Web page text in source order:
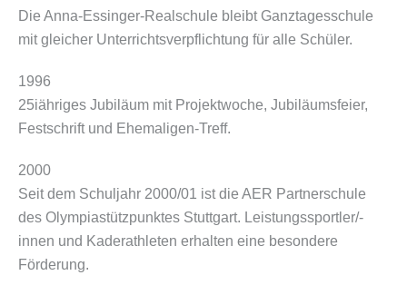
Die Anna-Essinger-Realschule bleibt Ganztagesschule
mit gleicher Unterrichtsverpflichtung für alle Schüler.
1996
25iähriges Jubiläum mit Projektwoche, Jubiläumsfeier,
Festschrift und Ehemaligen-Treff.
2000
Seit dem Schuljahr 2000/01 ist die AER Partnerschule
des Olympiastützpunktes Stuttgart. Leistungssportler/-
innen und Kaderathleten erhalten eine besondere
Förderung.